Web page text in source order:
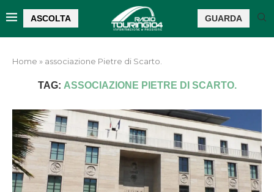
ASCOLTA GUARDA
Home » associazione Pietre di Scarto.
TAG: ASSOCIAZIONE PIETRE DI SCARTO.